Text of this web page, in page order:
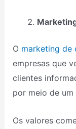
O marketing de
empresas que
clientes
por meio de
Os valores